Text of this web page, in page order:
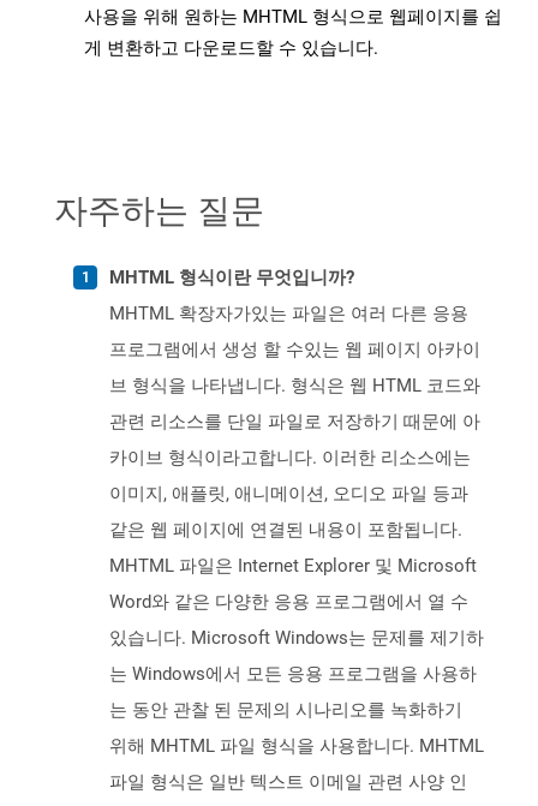
사용을 위해 원하는 MHTML 형식으로 웹페이지를 쉽
게 변환하고 다운로드할 수 있습니다.
자주하는 질문
MHTML 형식이란 무엇입니까?
MHTML 확장자가있는 파일은 여러 다른 응용
프로그램에서 생성 할 수있는 웹 페이지 아카이
브 형식을 나타냅니다. 형식은 웹 HTML 코드와
관련 리소스를 단일 파일로 저장하기 때문에 아
카이브 형식이라고합니다. 이러한 리소스에는
이미지, 애플릿, 애니메이션, 오디오 파일 등과
같은 웹 페이지에 연결된 내용이 포함됩니다.
MHTML 파일은 Internet Explorer 및 Microsoft
Word와 같은 다양한 응용 프로그램에서 열 수
있습니다. Microsoft Windows는 문제를 제기하
는 Windows에서 모든 응용 프로그램을 사용하
는 동안 관찰 된 문제의 시나리오를 녹화하기
위해 MHTML 파일 형식을 사용합니다. MHTML
파일 형식은 일반 텍스트 이메일 관련 사양 인